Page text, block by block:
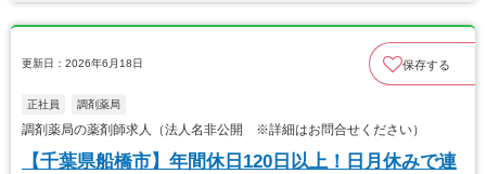
更新日：2026年6月18日 保存する
正社員 調剤薬局
調剤薬局の薬剤師求人（法人名非公開 ※詳細はお問合せください）
【千葉県船橋市】年間休日120日以上！日月休みで連